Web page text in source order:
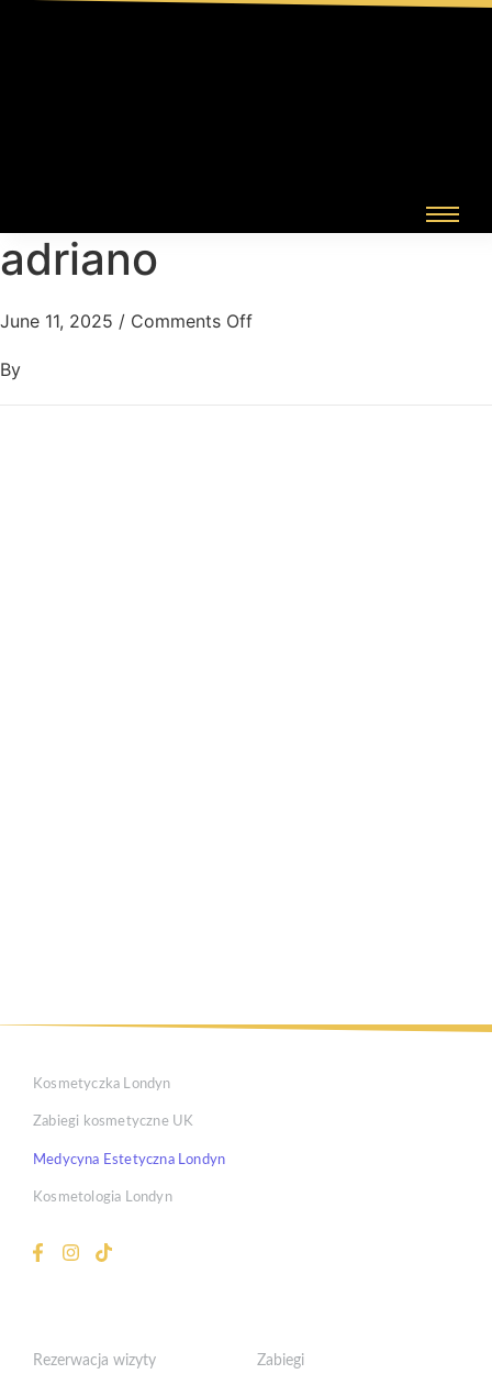
adriano
June 11, 2025 / Comments Off
By
Kosmetyczka Londyn
Zabiegi kosmetyczne UK
Medycyna Estetyczna Londyn
Kosmetologia Londyn
Rezerwacja wizyty Zabiegi